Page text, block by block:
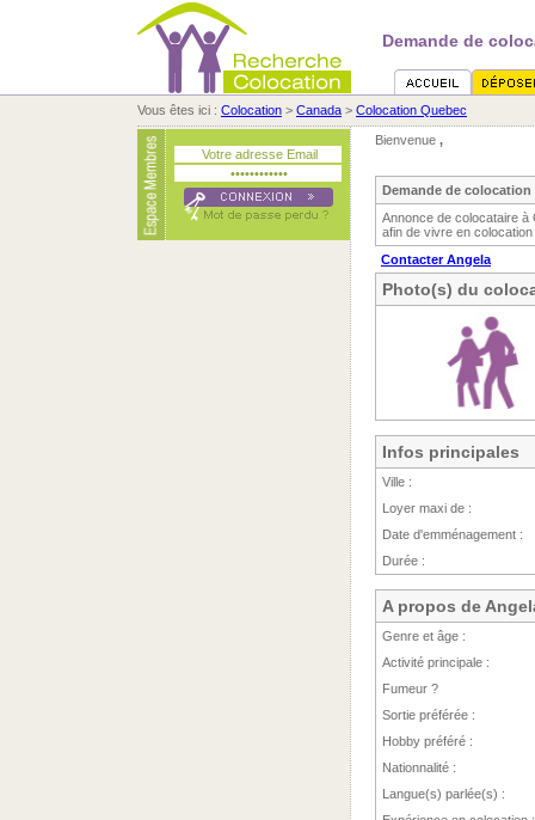
Demande de
Vous êtes ici : Colocation > Canada > Colocation Quebec
Bienvenue ,
Demande de colocation
Annonce de colocataire à
afin de vivre en colocation
Contacter Angela
Photo(s) du
Infos principales
Ville :
Loyer maxi de :
Date d'emménagement :
Durée :
A propos de
Genre et âge :
Activité principale :
Fumeur ?
Sortie préférée :
Hobby préféré :
Nationnalité :
Langue(s) parlée(s) :